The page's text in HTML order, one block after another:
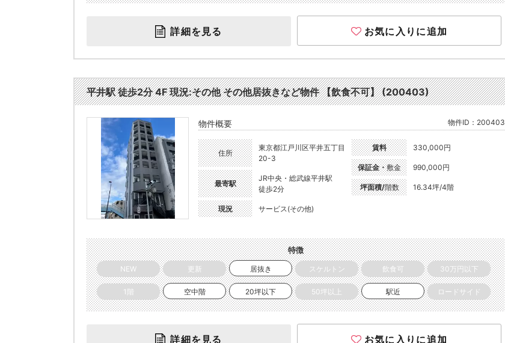
詳細を見る お気に入りに追加
平井駅 徒歩2分 4F 現況:その他 その他居抜きなど物件 【飲食不可】 (200403)
物件概要 物件ID：200403
住所
東京都江戸川区平井五丁目
20-3
最寄駅
JR中央・総武線平井駅
徒歩2分
現況 サービス(その他)
賃料 330,000円
保証金・敷金 990,000円
坪面積/階数 16.34坪/4階
特徴
NEW 更新 居抜き スケルトン 飲食可 30万円以下
1階 空中階 20坪以下 50坪以上 駅近 ロードサイド
詳細を見る お気に入りに追加